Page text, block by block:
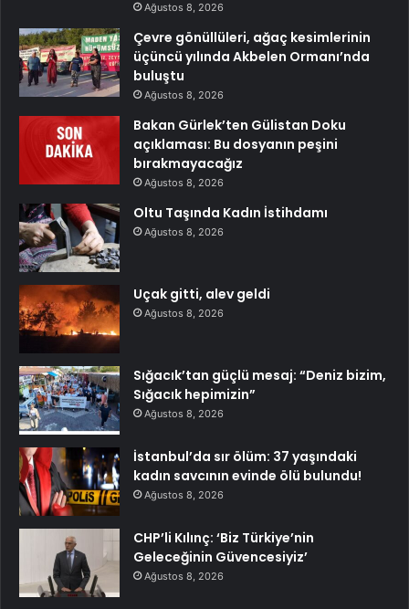
Ağustos 8, 2026
Çevre gönüllüleri, ağaç kesimlerinin
üçüncü yılında Akbelen Ormanı’nda
buluştu
Ağustos 8, 2026
Bakan Gürlek’ten Gülistan Doku
açıklaması: Bu dosyanın peşini
bırakmayacağız
Ağustos 8, 2026
Oltu Taşında Kadın İstihdamı
Ağustos 8, 2026
Uçak gitti, alev geldi
Ağustos 8, 2026
Sığacık’tan güçlü mesaj: “Deniz bizim,
Sığacık hepimizin”
Ağustos 8, 2026
İstanbul’da sır ölüm: 37 yaşındaki
kadın savcının evinde ölü bulundu!
Ağustos 8, 2026
CHP’li Kılınç: ‘Biz Türkiye’nin
Geleceğinin Güvencesiyiz’
Ağustos 8, 2026